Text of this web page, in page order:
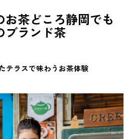
お茶どころ静岡でも
ブランド茶
テラスで味わうお茶体験